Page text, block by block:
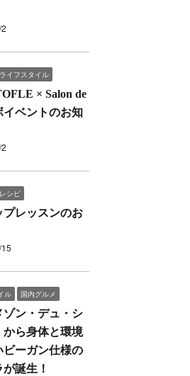
ライフスタイル
× Salon de
イベントのお知
レシピ
プレッスンのお
ル 国内グルメ
ゾン・デュ・シ
から身体と環境
ビーガン仕様の
誕生！